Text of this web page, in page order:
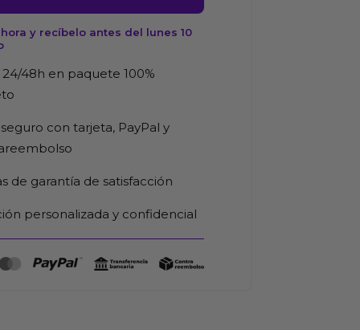
y recíbelo antes del lunes 10
24/48h en paquete 100%
con tarjeta, PayPal y
de garantía de satisfacción
personalizada y confidencial